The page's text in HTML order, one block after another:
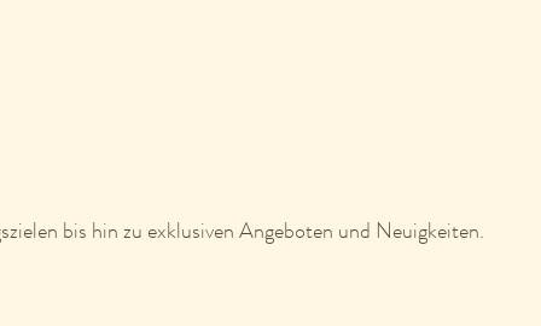
bis hin zu exklusiven Angeboten und Neuigkeiten.